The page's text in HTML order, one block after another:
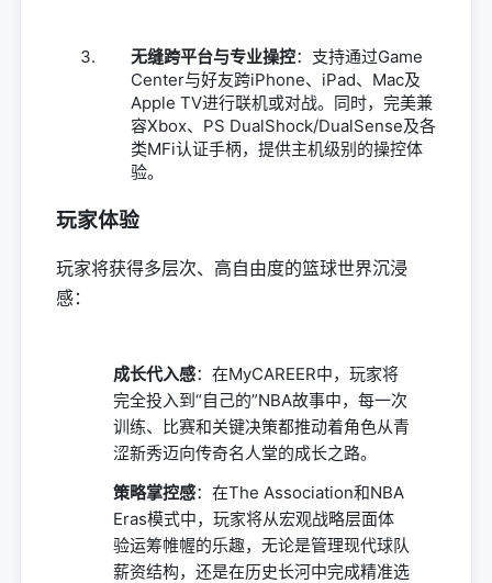
无缝跨平台与专业操控：支持通过Game
Center与好友跨iPhone、iPad、Mac及
Apple TV进行联机或对战。同时，完美兼
容Xbox、PS DualShock/DualSense及各
类MFi认证手柄，提供主机级别的操控体
验。
玩家体验
玩家将获得多层次、高自由度的篮球世界沉浸
感：
成长代入感：在MyCAREER中，玩家将
完全投入到“自己的”NBA故事中，每一次
训练、比赛和关键决策都推动着角色从青
涩新秀迈向传奇名人堂的成长之路。
策略掌控感：在The Association和NBA
Eras模式中，玩家将从宏观战略层面体
验运筹帷幄的乐趣，无论是管理现代球队
薪资结构，还是在历史长河中完成精准选